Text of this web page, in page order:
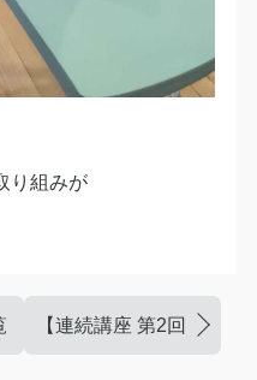
り組みが
【連続講座 第2回 開催